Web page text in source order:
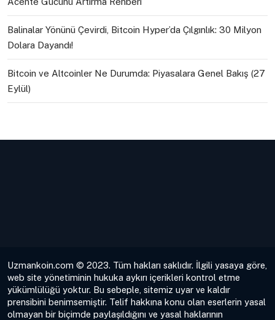
Balinalar Yönünü Çevirdi, Bitcoin Hyper’da Çılgınlık: 30 Milyon
Dolara Dayandı!
Bitcoin ve Altcoinler Ne Durumda: Piyasalara Genel Bakış (27
Eylül)
Uzmankoin.com © 2023. Tüm hakları saklıdır. İlgili yasaya göre,
web site yönetiminin hukuka aykırı içerikleri kontrol etme
yükümlülüğü yoktur. Bu sebeple, sitemiz uyar ve kaldır
prensibini benimsemiştir. Telif hakkına konu olan eserlerin yasal
olmayan bir biçimde paylaşıldığını ve yasal haklarının